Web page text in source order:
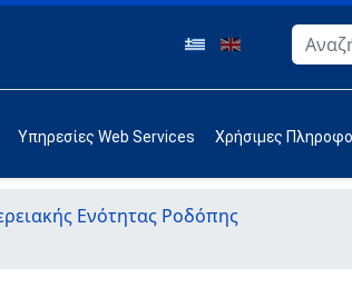
Υπηρεσίες Web Services Χρήσιμες
Ενότητας Ροδόπης